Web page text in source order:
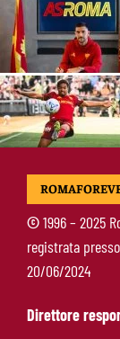
©1996 – 2025
registrata
20/06/2024
Direttore